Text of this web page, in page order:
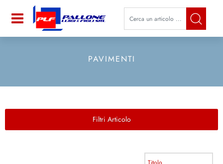
Open La modifica di un filtro
PAVIMENTI
Filtri Articolo